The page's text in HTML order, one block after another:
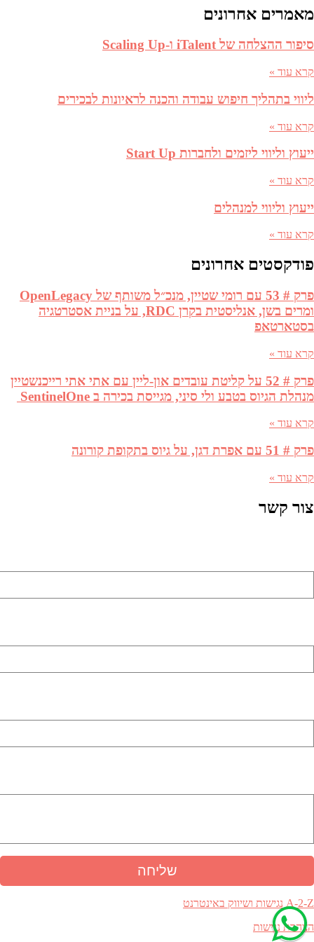
מאמרים אחרונים
סיפור ההצלחה של iTalent ו-Scaling Up
קרא עוד »
ליווי בתהליך חיפוש עבודה והכנה לראיונות לבכירים
קרא עוד »
ייעוץ וליווי ליזמים ולחברות Start Up
קרא עוד »
ייעוץ וליווי למנהלים
קרא עוד »
פודקסטים אחרונים
פרק # 53 עם רומי שטיין, מנכ״ל משותף של OpenLegacy
ומרים בשן, אנליסטית בקרן RDC, על בניית אסטרטגיה
בסטארטאפ
קרא עוד »
פרק # 52 על קליטת עובדים און-ליין עם אתי אתי רייכנשטיין
מנהלת הגיוס בטבע ולי סיני, מגייסת בכירה ב SentinelOne
קרא עוד »
פרק # 51 עם אפרת דגן, על גיוס בתקופת קורונה
קרא עוד »
צור קשר
A-2-Z נגישות ושיווק באינטרנט
הצהרת נגישות